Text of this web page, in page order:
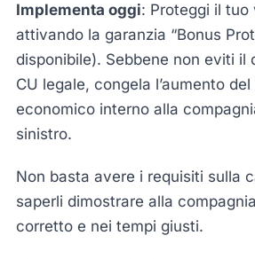
Implementa oggi: Proteggi il tuo
attivando la garanzia “Bonus
disponibile). Sebbene non eviti il
CU legale, congela l’aumento
economico interno alla
sinistro.
Non basta avere i requisiti sulla
saperli dimostrare alla
corretto e nei tempi giusti.